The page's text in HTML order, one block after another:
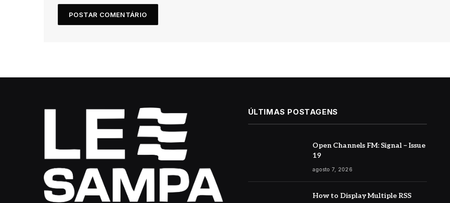
ÚLTIMAS POSTAGENS
Open Channels FM: Signal – Issue
19
agosto 7, 2026
How to Display Multiple RSS